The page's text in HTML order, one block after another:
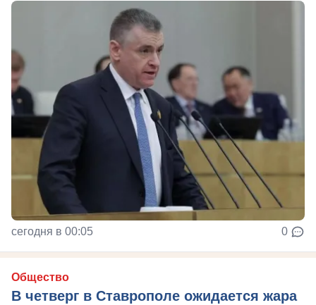
сегодня в 00:05 0
Общество
В четверг в Ставрополе ожидается жара